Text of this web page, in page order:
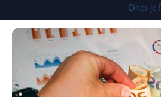
Dnes je